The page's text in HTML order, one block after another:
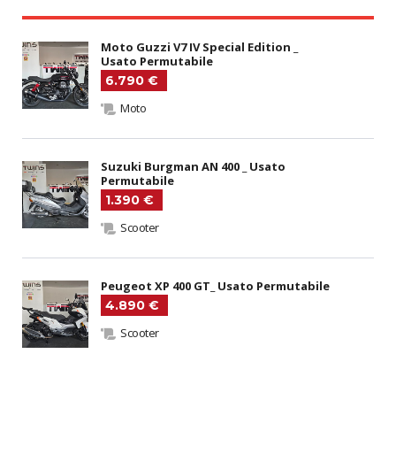
Moto Guzzi V7 IV Special Edition _
Usato Permutabile
6.790 €
Moto
Suzuki Burgman AN 400 _ Usato
Permutabile
1.390 €
Scooter
Peugeot XP 400 GT_ Usato Permutabile
4.890 €
Scooter